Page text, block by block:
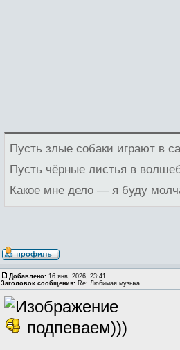
Пусть злые собаки играют в
Пусть чёрные листья в
Какое мне дело — я буду
Добавлено: 16 янв, 2026, 23:41
Заголовок сообщения: Re: Любимая музыка
подпеваем)))